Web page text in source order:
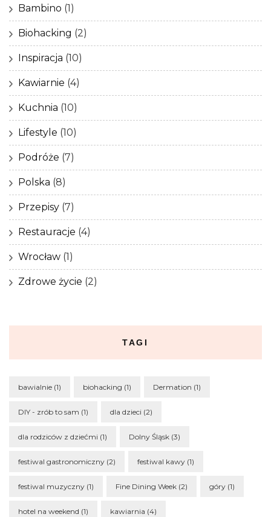
Bambino (1)
Biohacking (2)
Inspiracja (10)
Kawiarnie (4)
Kuchnia (10)
Lifestyle (10)
Podróże (7)
Polska (8)
Przepisy (7)
Restauracje (4)
Wrocław (1)
Zdrowe życie (2)
TAGI
bawialnie (1) biohacking (1) Dermation (1)
DIY - zrób to sam (1) dla dzieci (2)
dla rodziców z dziećmi (1) Dolny Śląsk (3)
festiwal gastronomiczny (2) festiwal kawy (1)
festiwal muzyczny (1) Fine Dining Week (2) góry (1)
hotel na weekend (1) kawiarnia (4)